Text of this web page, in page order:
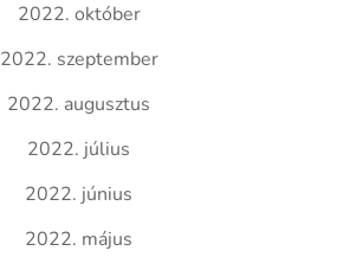
2022. október
2022. szeptember
2022. augusztus
2022. július
2022. június
2022. május